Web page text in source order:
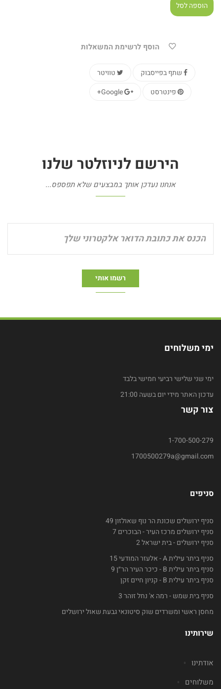
הוספה לסל
הוסף לרשימת המשאלות
טוויטר
שתף בפייסבוק
Google+
פינטרסט
הירשם לניוזלטר שלנו
אנחנו נעדכן אותך במבצעים שלא תפספס...
ימי משלוחים
ימי שני שלישי רביעי חמישי בלבד
עדכון האתר מידי יום בשעה 21:00
צור קשר
1-700-500-279
1700500279a@gmail.com
סניפים
סניף ירושלים שכונת הר נוף שאולזון 49
סניף ירושלים מרכז העיר - הבוכרים 7
סניף ירושלים - בית ישראל 2
סניף ביתר עילית A - אלעזר המודעי 15
סניף ביתר עילית B - כיכר העיר הר״ן 9
סניף ביתר עילית B - קניון חיים זקן
סניף בית שמש - רמה א' נחל זוהר 3
מחסן ראשי ומשרדים שוק סיטונאי גבעת שאול ירושלים
שירותינו
אודתינו
משלוחים